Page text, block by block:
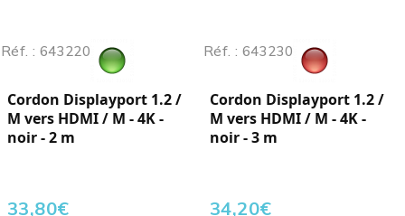
Réf. : 643220
Cordon Displayport 1.2 /
M vers HDMI / M - 4K -
noir - 2 m
33,80€
Réf. : 643230
Cordon Displayport 1.2 /
M vers HDMI / M - 4K -
noir - 3 m
34,20€